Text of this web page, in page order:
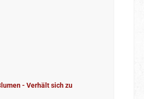
- Verhält sich zu